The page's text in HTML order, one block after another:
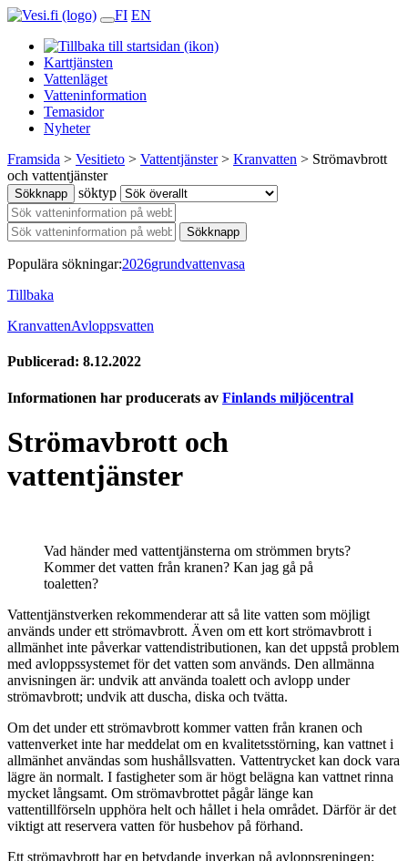
FI EN
Karttjänsten
Vattenläget
Vatteninformation
Temasidor
Nyheter
Framsida > Vesitieto > Vattentjänster> Kranvatten > Strömavbrott
och vattentjänster
Sökknapp söktyp
Sökknapp
Populära sökningar:2026grundvattenvasa
Tillbaka
KranvattenAvloppsvatten
Publicerad: 8.12.2022
Informationen har producerats av Finlands miljöcentral
Strömavbrott och
vattentjänster
Vad händer med vattentjänsterna om strömmen bryts?
Kommer det vatten från kranen? Kan jag gå på
toaletten?
Vattentjänstverken rekommenderar att så lite vatten som möjligt
används under ett strömavbrott. Även om ett kort strömavbrott i
allmänhet inte påverkar vattendistributionen, kan det uppstå problem
med avloppssystemet för det vatten som används. Den allmänna
anvisningen är: undvik att använda toalett och avlopp under
strömavbrott; undvik att duscha, diska och tvätta.
Om det under ett strömavbrott kommer vatten från kranen och
vattenverket inte har meddelat om en kvalitetsstörning, kan vattnet i
allmänhet användas som hushållsvatten. Vattentrycket kan dock vara
lägre än normalt. I fastigheter som är högt belägna kan vattnet rinna
mycket långsamt. Om strömavbrottet pågår länge kan
vattentillförseln upphöra helt och hållet i hela området. Därför är det
viktigt att reservera vatten för husbehov på förhand.
Ett strömavbrott har en betydande inverkan på avloppsreningen: